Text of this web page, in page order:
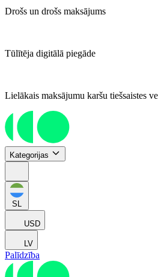
Drošs un drošs maksājums
Tūlītēja digitālā piegāde
Lielākais maksājumu karšu tiešsaistes
Kategorijas
SL
USD
LV
Palīdzība